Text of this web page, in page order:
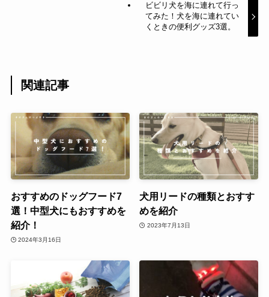
ビビリ犬を海に連れて行っ
てみた！犬を海に連れてい
くときの便利グッズ3選。
関連記事
おすすめのドッグフード7
選！中型犬にもおすすめを
紹介！
2024年3月16日
犬用リードの種類とおすす
めを紹介
2023年7月13日